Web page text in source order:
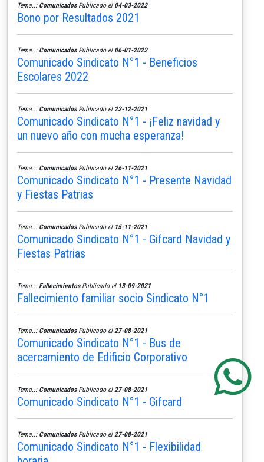
Tema..: ComunicadosPublicado el 04-03-2022
Bono por Resultados 2021
Tema..: ComunicadosPublicado el 06-01-2022
Comunicado Sindicato N°1 - Beneficios
Escolares 2022
Tema..: ComunicadosPublicado el 22-12-2021
Comunicado Sindicato N°1 - ¡Feliz navidad y
un nuevo año con mucha esperanza!
Tema..: ComunicadosPublicado el 26-11-2021
Comunicado Sindicato N°1 - Presente Navidad
y Fiestas Patrias
Tema..: ComunicadosPublicado el 15-11-2021
Comunicado Sindicato N°1 - Gifcard Navidad y
Fiestas Patrias
Tema..: FallecimientosPublicado el 13-09-2021
Fallecimiento familiar socio Sindicato N°1
Tema..: ComunicadosPublicado el 27-08-2021
Comunicado Sindicato N°1 - Bus de
acercamiento de Edificio Corporativo
Tema..: ComunicadosPublicado el 27-08-2021
Comunicado Sindicato N°1 - Gifcard
Tema..: ComunicadosPublicado el 27-08-2021
Comunicado Sindicato N°1 - Flexibilidad